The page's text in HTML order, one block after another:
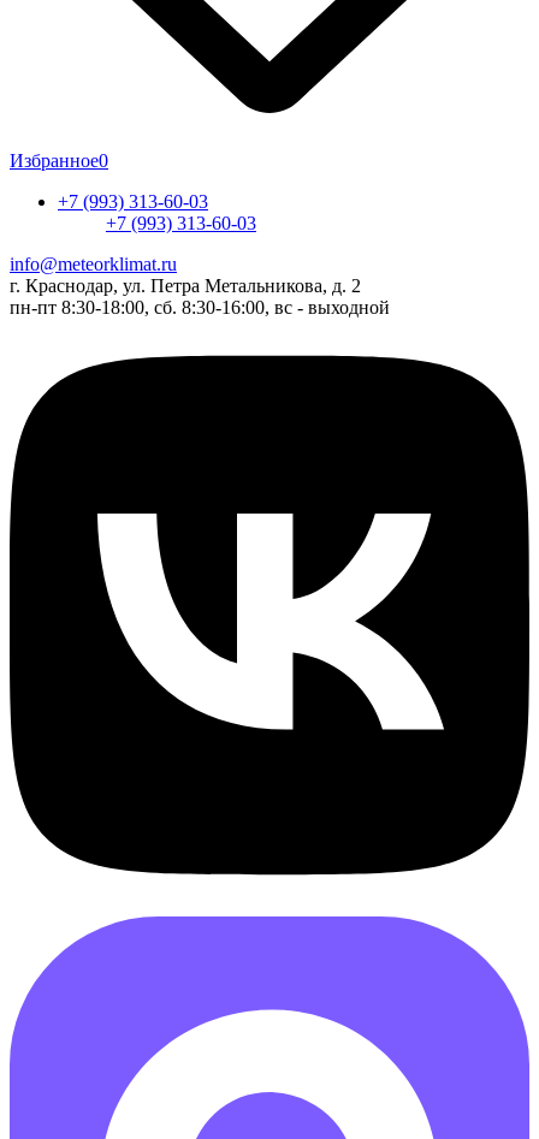
Избранное0
+7 (993) 313-60-03
+7 (993) 313-60-03
info@meteorklimat.ru
г. Краснодар, ул. Петра Метальникова, д. 2
пн-пт 8:30-18:00, сб. 8:30-16:00, вс - выходной